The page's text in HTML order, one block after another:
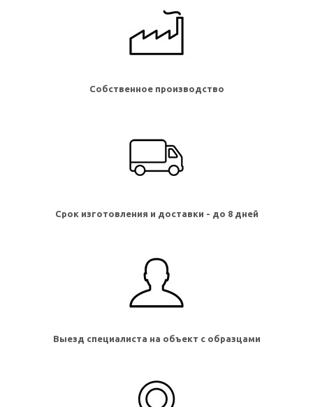
Собственное производство
Срок изготовления и доставки - до 8 дней
Выезд специалиста на объект с образцами